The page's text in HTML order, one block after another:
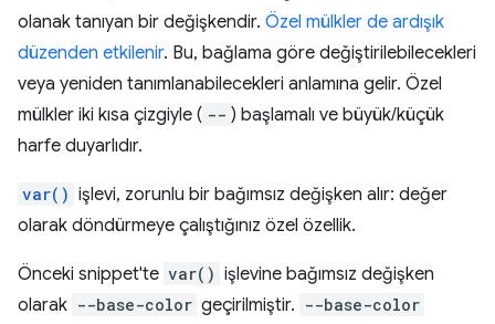
olanak tanıyan bir değişkendir. Özel mülkler de ardışık
düzenden etkilenir. Bu, bağlama göre değiştirilebilecekleri
veya yeniden tanımlanabilecekleri anlamına gelir. Özel
mülkler iki kısa çizgiyle ( -- ) başlamalı ve büyük/küçük
harfe duyarlıdır.
var() işlevi, zorunlu bir bağımsız değişken alır: değer
olarak döndürmeye çalıştığınız özel özellik.
Önceki snippet'te var() işlevine bağımsız değişken
olarak --base-color geçirilmiştir. --base-color